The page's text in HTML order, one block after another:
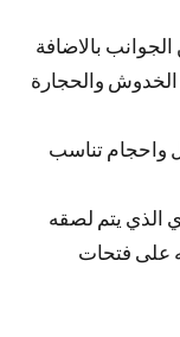
بالاضافة
الخدوش والحجارة
واحجام تناسب
الذي يتم لصقه
على فتحات